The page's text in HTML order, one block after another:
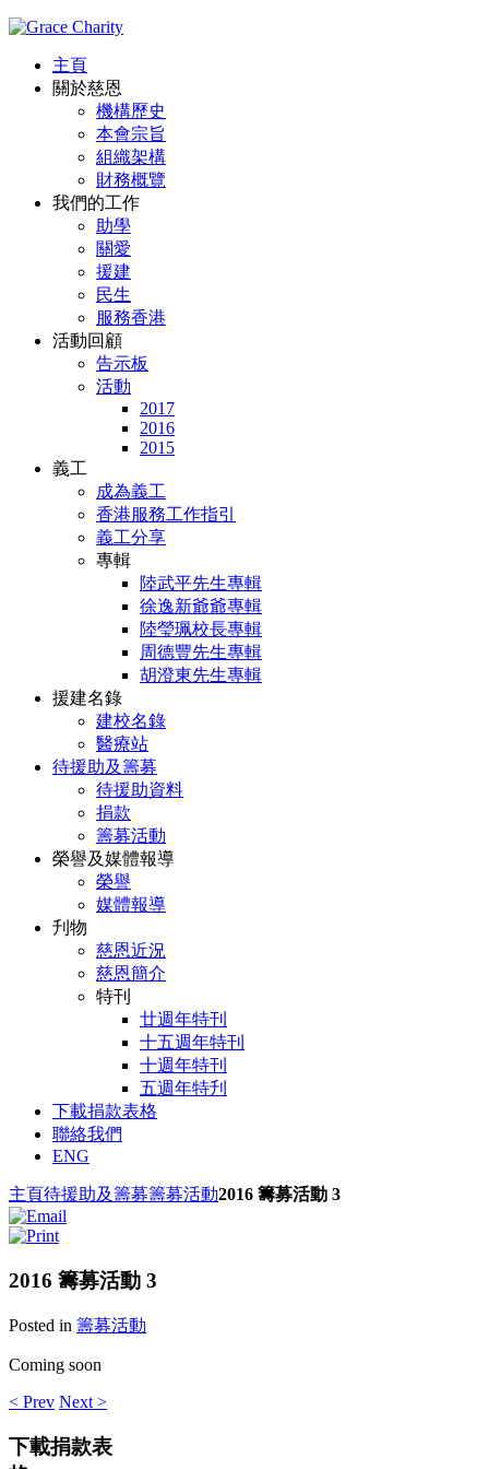
主頁
關於慈恩
機構歷史
本會宗旨
組織架構
財務概覽
我們的工作
助學
關愛
援建
民生
服務香港
活動回顧
告示板
活動
2017
2016
2015
義工
成為義工
香港服務工作指引
義工分享
專輯
陸武平先生專輯
徐逸新爺爺專輯
陸瑩珮校長專輯
周德豐先生專輯
胡澄東先生專輯
援建名錄
建校名錄
醫療站
待援助及籌募
待援助資料
捐款
籌募活動
榮譽及媒體報導
榮譽
媒體報導
刋物
慈恩近況
慈恩簡介
特刊
廿週年特刊
十五週年特刊
十週年特刊
五週年特刋
下載捐款表格
聯絡我們
ENG
主頁待援助及籌募籌募活動2016 籌募活動 3
2016 籌募活動 3
Posted in 籌募活動
Coming soon
< Prev Next >
下載捐款表